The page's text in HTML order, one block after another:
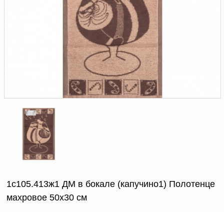
Как оформить заказ
Документы по работе с
персональными данными
Письмо руководителю
Вопросы и ответы
Новости | Статьи
1с105.413ж1 ДМ в бокале (капучино1) Полотенце
махровое 50х30 см